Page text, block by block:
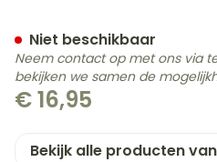
€ 16,95
Niet beschikbaar
Neem contact op met ons via
bekijken we samen de
Bekijk alle producten